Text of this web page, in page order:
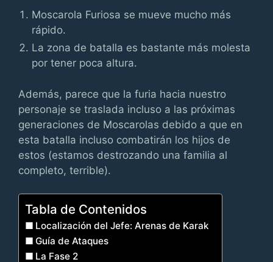
Moscarola Furiosa se mueve mucho más
rápido.
La zona de batalla es bastante más molesta
por tener poca altura.
Además, parece que la furia hacia nuestro
personaje se traslada incluso a las próximas
generaciones de Moscarolas debido a que en
esta batalla incluso combatirán los hijos de
estos (estamos destrozando una familia al
completo, terrible).
Tabla de Contenidos
Localización del Jefe: Arenas de Karak
Guía de Ataques
La Fase 2